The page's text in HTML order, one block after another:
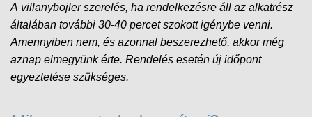
A villanybojlerszerelés, ha rendelkezésre áll az alkatrész
általában további 30-40 percet szokott igénybe venni.
Amennyiben nem, és azonnal beszerezhető, akkor még
aznap elmegyünk érte. Rendelés esetén új időpont
egyeztetése szükséges.